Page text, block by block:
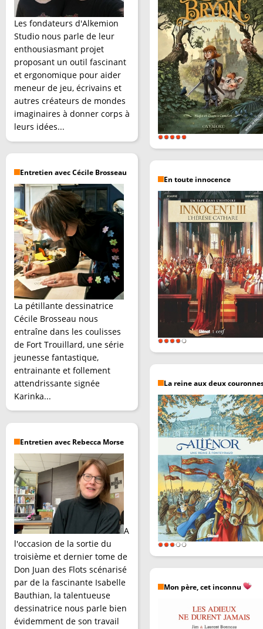
Les fondateurs d'Alkemion
Studio nous parle de leur
enthousiasmant projet
proposant un outil fascinant
et ergonomique pour aider
meneur de jeu, écrivains et
autres créateurs de mondes
imaginaires à donner corps à
leurs idées...
Entretien avec Cécile Brosseau
La pétillante dessinatrice
Cécile Brosseau nous
entraîne dans les coulisses
de Fort Trouillard, une série
jeunesse fantastique,
entrainante et follement
attendrissante signée
Karinka...
Entretien avec Rebecca Morse
A
l'occasion de la sortie du
troisième et dernier tome de
Don Juan des Flots scénarisé
par de la fascinante Isabelle
Bauthian, la talentueuse
dessinatrice nous parle bien
évidemment de son travail
En toute innocence
La reine aux deux
Mon père, cet inconnu